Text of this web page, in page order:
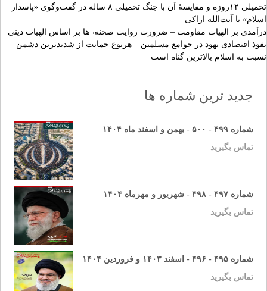
تحمیلی ۱۲روزه و مقایسۀ آن با جنگ تحمیلی ۸ ساله در گفت‌و‌گوی «پاسدار
اسلام» با آیت‌الله اراکی
درآمدی بر الهیات مقاومت – ضرورت روایت صحنه¬ها بر اساس الهیات دینی
نفوذ اقتصادی یهود در جوامع مسلمین – هرنوع حمایت از شدیدترین دشمن
نسبت به اسلام بالاترین گناه است
جدید ترین شماره ها
شماره ۴۹۹ - ۵۰۰ - بهمن و اسفند ماه ۱۴۰۴
تماس بگیرید
شماره ۴۹۷ - ۴۹۸ - شهریور و مهرماه ۱۴۰۴
تماس بگیرید
شماره ۴۹۵ - ۴۹۶ - اسفند ۱۴۰۳ و فروردین ۱۴۰۴
تماس بگیرید